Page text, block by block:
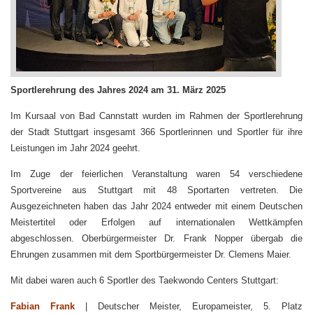
Sportlerehrung des Jahres 2024 am 31. März 2025
Im Kursaal von Bad Cannstatt wurden im Rahmen der Sportlerehrung
der Stadt Stuttgart insgesamt 366 Sportlerinnen und Sportler für ihre
Leistungen im Jahr 2024 geehrt.
Im Zuge der feierlichen Veranstaltung waren 54 verschiedene
Sportvereine aus Stuttgart mit 48 Sportarten vertreten. Die
Ausgezeichneten haben das Jahr 2024 entweder mit einem Deutschen
Meistertitel oder Erfolgen auf internationalen Wettkämpfen
abgeschlossen. Oberbürgermeister Dr. Frank Nopper übergab die
Ehrungen zusammen mit dem Sportbürgermeister Dr. Clemens Maier.
Mit dabei waren auch 6 Sportler des Taekwondo Centers Stuttgart:
Fabian Frank
| Deutscher Meister, Europameister, 5. Platz